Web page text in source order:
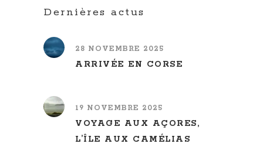
Dernières actus
28 NOVEMBRE 2025
ARRIVÉE EN CORSE
19 NOVEMBRE 2025
VOYAGE AUX AÇORES,
L’ÎLE AUX CAMÉLIAS